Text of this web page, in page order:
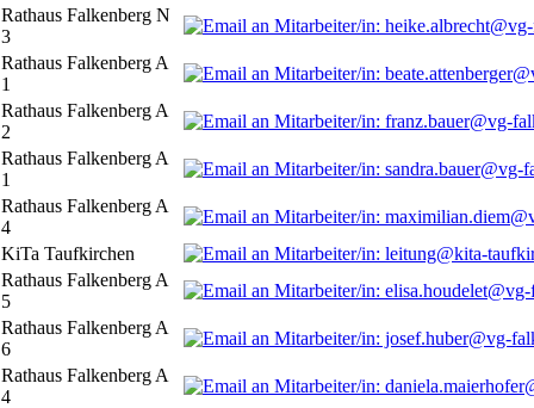
Rathaus Falkenberg N
3
Rathaus Falkenberg A
1
Rathaus Falkenberg A
2
Rathaus Falkenberg A
1
Rathaus Falkenberg A
4
KiTa Taufkirchen
Rathaus Falkenberg A
5
Rathaus Falkenberg A
6
Rathaus Falkenberg A
4